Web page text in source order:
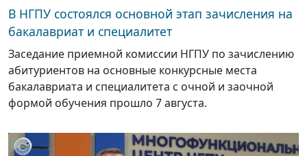
В НГПУ состоялся основной этап зачисления на
бакалавриат и специалитет
Заседание приемной комиссии НГПУ по зачислению
абитуриентов на основные конкурсные места
бакалавриата и специалитета с очной и заочной
формой обучения прошло 7 августа.